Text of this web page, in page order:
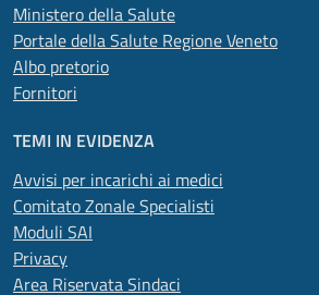
Ministero della Salute
Portale della Salute Regione Veneto
Albo pretorio
Fornitori
TEMI IN EVIDENZA
Avvisi per incarichi ai medici
Comitato Zonale Specialisti
Moduli SAI
Privacy
Area Riservata Sindaci